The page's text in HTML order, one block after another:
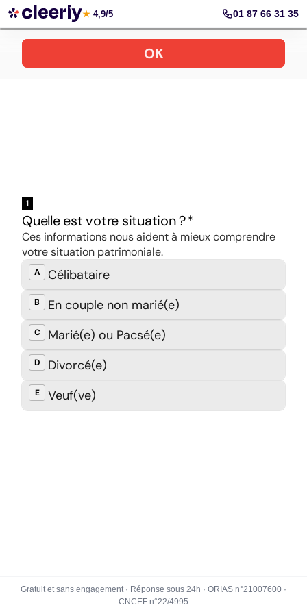
Le PER recommandé par Coover
★ 4,9/5 01 87 66 31 35
Gratuit et sans engagement · Réponse sous 24h · ORIAS n°21007600 ·
CNCEF n°22/4995